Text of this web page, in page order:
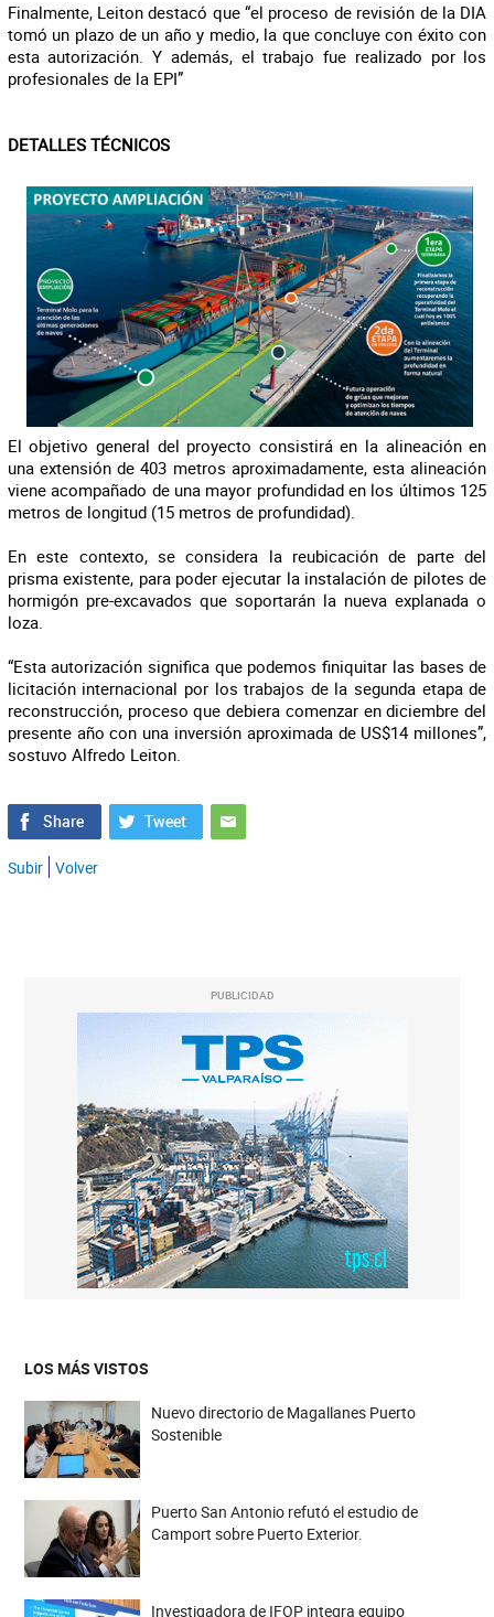
Finalmente, Leiton destacó que “el proceso de revisión de la DIA
tomó un plazo de un año y medio, la que concluye con éxito con
esta autorización. Y además, el trabajo fue realizado por los
profesionales de la EPI”
DETALLES TÉCNICOS
El objetivo general del proyecto consistirá en la alineación en
una extensión de 403 metros aproximadamente, esta alineación
viene acompañado de una mayor profundidad en los últimos 125
metros de longitud (15 metros de profundidad).
En este contexto, se considera la reubicación de parte del
prisma existente, para poder ejecutar la instalación de pilotes de
hormigón pre-excavados que soportarán la nueva explanada o
loza.
“Esta autorización significa que podemos finiquitar las bases de
licitación internacional por los trabajos de la segunda etapa de
reconstrucción, proceso que debiera comenzar en diciembre del
presente año con una inversión aproximada de US$14 millones”,
sostuvo Alfredo Leiton.
Subir Volver
PUBLICIDAD
LOS MÁS VISTOS
Nuevo directorio de Magallanes Puerto
Sostenible
Puerto San Antonio refutó el estudio de
Camport sobre Puerto Exterior.
Investigadora de IFOP integra equipo